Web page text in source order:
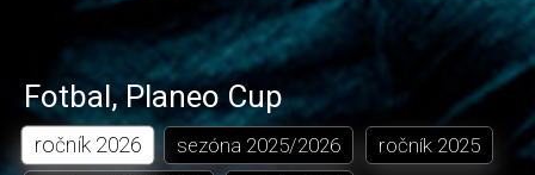
Fotbal,Planeo Cup
ročník 2026 sezóna 2025/2026 ročník 2025